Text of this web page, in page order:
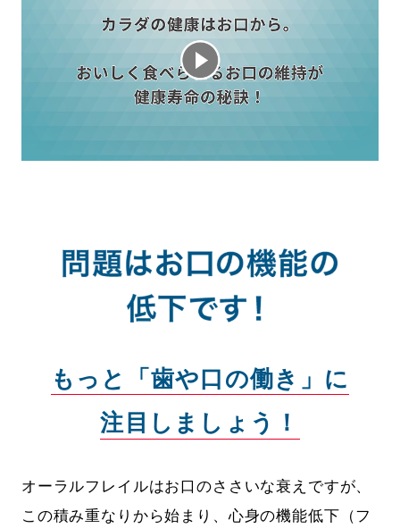
もっと「歯や口の働き」に
注目しましょう！
オーラルフレイルはお口のささいな衰えですが、
この積み重なりから始まり、心身の機能低下（フ